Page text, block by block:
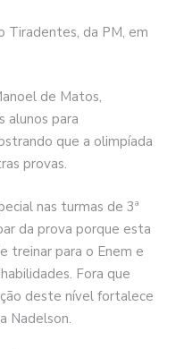
Tiradentes, da PM, em
de Matos,
alunos para
que a olimpíada
provas.
nas turmas de 3ª
da prova porque esta
treinar para o Enem e
Fora que
deste nível fortalece
Nadelson.